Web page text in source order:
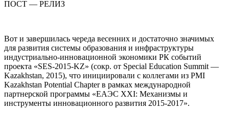
ПОСТ — РЕЛИЗ
Вот и завершилась череда весенних и достаточно значимых
для развития системы образования и инфраструктуры
индустриально-инновационной экономики РК событий
проекта «SES-2015-KZ» (сокр. от Special Education Summit —
Kazakhstan, 2015), что инициировали с коллегами из PMI
Kazakhstan Potential Chapter в рамках международной
партнерской программы «ЕАЭС XXI: Механизмы и
инструменты инновационного развития 2015-2017».